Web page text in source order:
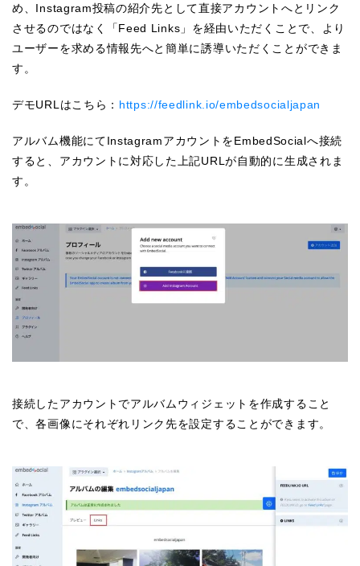
め、Instagram投稿の紹介先として直接アカウントへとリンク
させるのではなく「Feed Links」を経由いただくことで、より
ユーザーを求める情報先へと簡単に誘導いただくことができま
す。
デモURLはこちら： https://feedlink.io/embedsocialjapan
アルバム機能にてInstagramアカウントをEmbedSocialへ接続
すると、アカウントに対応した上記URLが自動的に生成されま
す。
接続したアカウントでアルバムウィジェットを作成すること
で、各画像にそれぞれリンク先を設定することができます。